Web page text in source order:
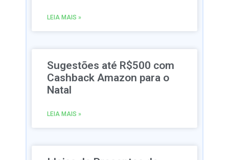
LEIA MAIS »
Sugestões até R$500 com
Cashback Amazon para o
Natal
LEIA MAIS »